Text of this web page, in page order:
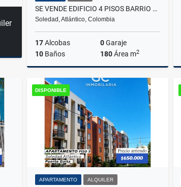
SE VENDE EDIFICIO 4 PISOS BARRIO EL PARQUE - SOLEDAD
Soledad, Atlántico, Colombia
17Alcobas 0Garaje
10 Baños 180Área m2
Venta
DISPONIBLE
APARTAMENTO ALQUILER